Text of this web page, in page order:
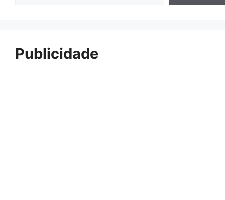
Publicidade